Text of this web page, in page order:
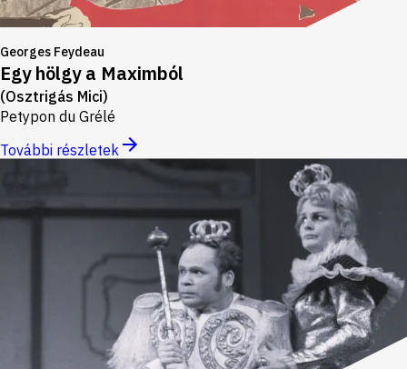
Georges Feydeau
Egy hölgy a Maximból
(Osztrigás Mici)
Petypon du Grélé
További részletek